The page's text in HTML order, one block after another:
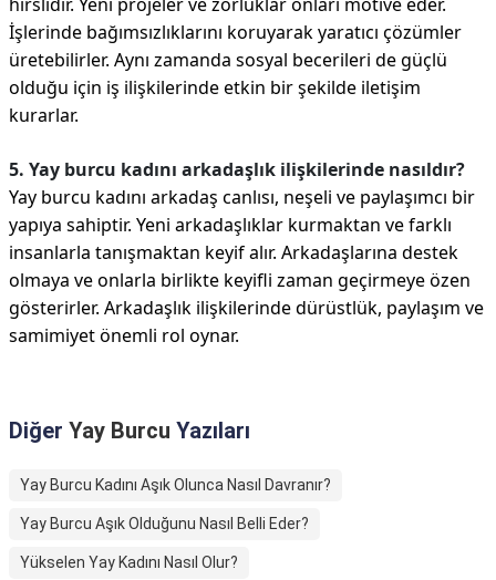
İşlerinde bağımsızlıklarını koruyarak yaratıcı çözümler
üretebilirler. Aynı zamanda sosyal becerileri de güçlü
olduğu için iş ilişkilerinde etkin bir şekilde iletişim
kurarlar.
5. Yay burcu kadını arkadaşlık ilişkilerinde nasıldır?
Yay burcu kadını arkadaş canlısı, neşeli ve paylaşımcı bir
yapıya sahiptir. Yeni arkadaşlıklar kurmaktan ve farklı
insanlarla tanışmaktan keyif alır. Arkadaşlarına destek
olmaya ve onlarla birlikte keyifli zaman geçirmeye özen
gösterirler. Arkadaşlık ilişkilerinde dürüstlük, paylaşım ve
samimiyet önemli rol oynar.
Diğer Yay Burcu Yazıları
Yay Burcu Kadını Aşık Olunca Nasıl Davranır?
Yay Burcu Aşık Olduğunu Nasıl Belli Eder?
Yükselen Yay Kadını Nasıl Olur?